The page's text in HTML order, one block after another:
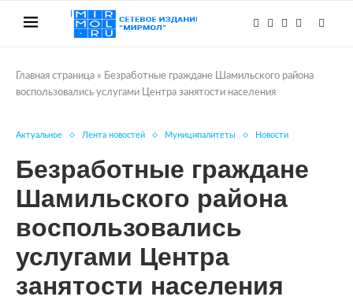
Главная страница » Безработные граждане Шамильского района
воспользовались услугами Центра занятости населения
Актуальное Лента новостей Муниципалитеты Новости
Безработные граждане
Шамильского района
воспользовались
услугами Центра
занятости населения